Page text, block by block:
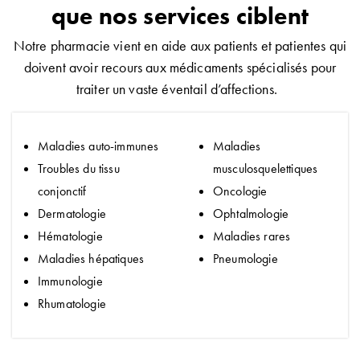
que nos services ciblent
Notre pharmacie vient en aide aux patients et patientes qui
doivent avoir recours aux médicaments spécialisés pour
traiter un vaste éventail d’affections.
Maladies auto-immunes
Troubles du tissu
conjonctif
Dermatologie
Hématologie
Maladies hépatiques
Immunologie
Rhumatologie
Maladies
musculosquelettiques
Oncologie
Ophtalmologie
Maladies rares
Pneumologie